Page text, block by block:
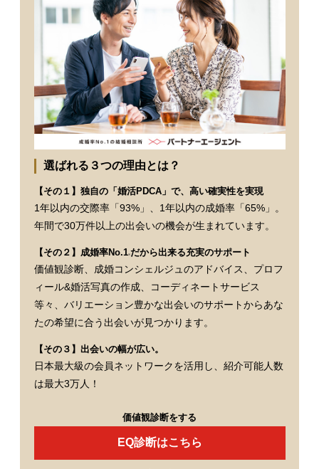
選ばれる３つの理由とは？
【その１】独自の「婚活PDCA」で、高い確実性を実現
1年以内の交際率「93%」、1年以内の成婚率「65%」。
年間で30万件以上の出会いの機会が生まれています。
【その２】成婚率No.1※だから出来る充実のサポート
価値観診断、成婚コンシェルジュのアドバイス、プロフ
ィール&婚活写真の作成、コーディネートサービス
等々、バリエーション豊かな出会いのサポートからあな
たの希望に合う出会いが見つかります。
【その３】出会いの幅が広い。
日本最大級の会員ネットワークを活用し、紹介可能人数
は最大3万人！
価値観診断をする
EQ診断はこちら